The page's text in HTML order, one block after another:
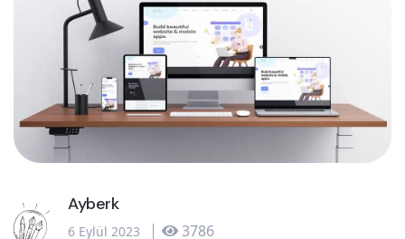
Ayberk
6 Eylül 2023 3786